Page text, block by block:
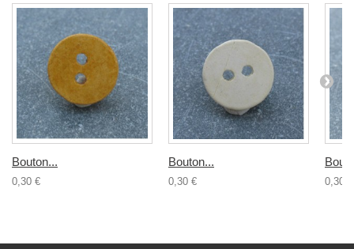
Bouton...
0,30 €
Bouton...
0,30 € 0,30 €